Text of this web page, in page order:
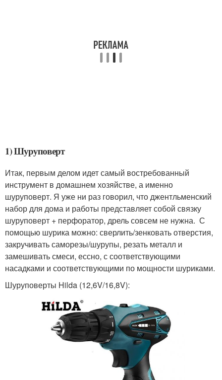
1) Шуруповерт
Итак, первым делом идет самый востребованный
инструмент в домашнем хозяйстве, а именно
шуруповерт. Я уже ни раз говорил, что джентльменский
набор для дома и работы представляет собой связку
шуруповерт + перфоратор, дрель совсем не нужна. С
помощью шурика можно: сверлить/зенковать отверстия,
закручивать саморезы/шурупы, резать металл и
замешивать смеси, ессно, с соответствующими
насадками и соответствующими по мощности шуриками.
Шуруповерты Hilda (12,6V/16,8V):